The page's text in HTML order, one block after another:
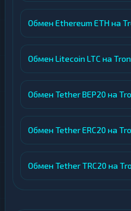
Обмен Ethereum ETH на
Обмен Litecoin LTC на Tron
Обмен Tether BEP20 на
Обмен Tether ERC20 на
Обмен Tether TRC20 на